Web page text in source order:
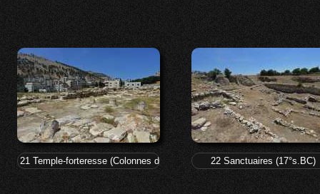
21 Temple-forteresse (Colonnes de style égyptien du Moyen empire)
22 Sanctuaires (17°s.BC)